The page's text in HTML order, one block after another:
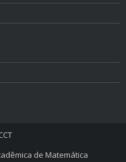
de Matemática